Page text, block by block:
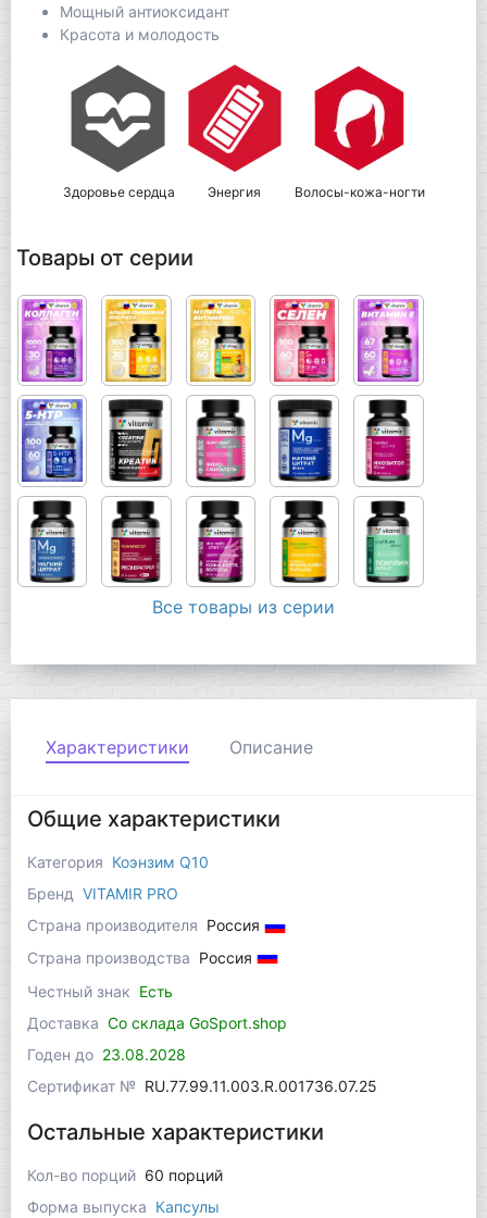
Мощный антиоксидант
Красота и молодость
Здоровье сердца Энергия Волосы-кожа-ногти
Товары от серии
Все товары из серии
Характеристики Описание
Общие характеристики
Категория Коэнзим Q10
Бренд VITAMIR PRO
Страна производителя Россия
Страна производства Россия
Честный знак Есть
Доставка Со склада GoSport.shop
Годен до 23.08.2028
Сертификат № RU.77.99.11.003.R.001736.07.25
Остальные характеристики
Кол-во порций 60 порций
Форма выпуска Капсулы